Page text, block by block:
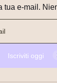
tua e-mail.
Iscriviti oggi